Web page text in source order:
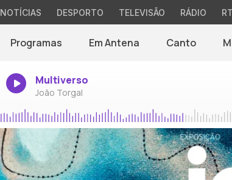
NOTÍCIAS DESPORTO TELEVISÃO RÁDIO
Programas Em Antena Canto
Multiverso
João Torgal